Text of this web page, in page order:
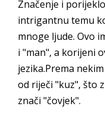
Značenje i
intrigantnu temu
mnoge ljude. Ovo
i "man", a korijeni
jezika.Prema
od riječi "kuz", što
znači "čovjek".